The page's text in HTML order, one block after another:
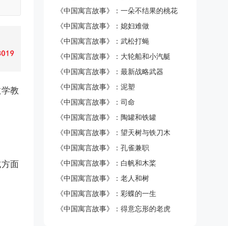
教
面
《中国寓言故事》：一朵不结果的桃花
《中国寓言故事》：媳妇难做
《中国寓言故事》：武松打蝇
《中国寓言故事》：大轮船和小汽艇
《中国寓言故事》：最新战略武器
《中国寓言故事》：泥塑
《中国寓言故事》：司命
《中国寓言故事》：陶罐和铁罐
《中国寓言故事》：望天树与铁刀木
《中国寓言故事》：孔雀兼职
《中国寓言故事》：白帆和木桨
《中国寓言故事》：老人和树
《中国寓言故事》：彩蝶的一生
《中国寓言故事》：得意忘形的老虎